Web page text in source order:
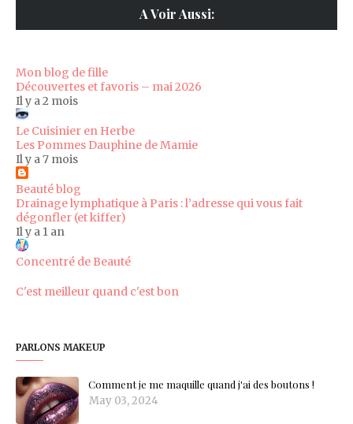
A Voir Aussi:
Mon blog de fille
Découvertes et favoris – mai 2026
Il y a 2 mois
Le Cuisinier en Herbe
Les Pommes Dauphine de Mamie
Il y a 7 mois
Beauté blog
Drainage lymphatique à Paris : l’adresse qui vous fait
dégonfler (et kiffer)
Il y a 1 an
Concentré de Beauté
C'est meilleur quand c'est bon
PARLONS MAKEUP
Comment je me maquille quand j'ai des boutons !
May 03, 2024